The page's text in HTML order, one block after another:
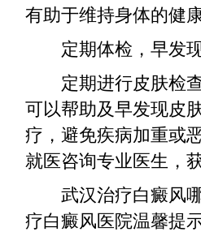
有助于维持身体的健
定期体检，早发
定期进行皮肤检查
可以帮助及早发现皮
疗，避免疾病加重或
就医咨询专业医生，
武汉治疗白癜风
疗白癜风医院温馨提